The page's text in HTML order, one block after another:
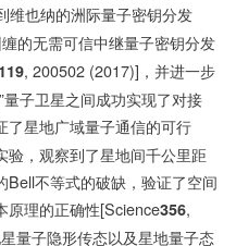
维也纳的洲际量子密钥分发
的无需可信中继量子密钥分发
119, 200502 (2017)]，并进一步
子卫星之间成功实现了对接
星地广域量子通信的可行
验，观察到了星地间千公里距
不等式的破缺，验证了空间
原理的正确性[Science356,
量子隐形传态以及星地量子态